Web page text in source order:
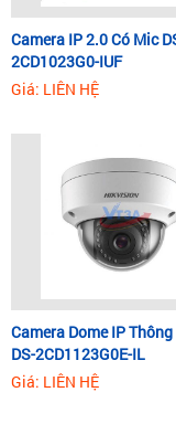
Camera IP 2.0 Có Mic
2CD1023G0-IUF
Giá: LIÊN HỆ
Camera Dome IP
DS-2CD1123G0E-IL
Giá: LIÊN HỆ